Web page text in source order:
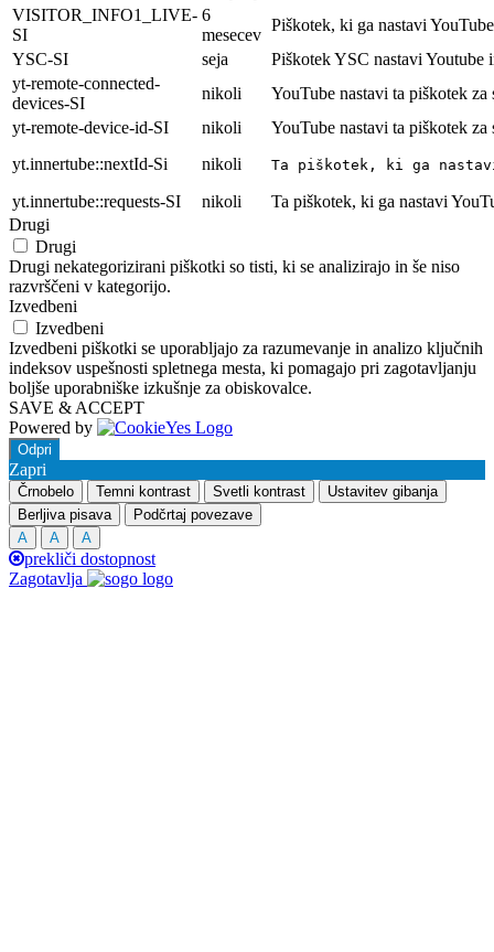
VISITOR_INFO1_LIVE-
SI
6
mesecev
Piškotek, ki ga nastavi
YSC-SI
seja
Piškotek YSC nastavi Youtube
yt-remote-connected-
devices-SI
nikoli
YouTube nastavi ta piškotek
yt-remote-device-id-SI
nikoli
YouTube nastavi ta piškotek
yt.innertube::nextId-Si
nikoli Ta piškotek, ki ga
yt.innertube::requests-SI nikoli
Ta piškotek, ki ga nastavi
Drugi
Drugi
Drugi nekategorizirani piškotki so tisti, ki se analizirajo in še niso
razvrščeni v kategorijo.
Izvedbeni
Izvedbeni
Izvedbeni piškotki se uporabljajo za razumevanje in analizo ključnih
indeksov uspešnosti spletnega mesta, ki pomagajo pri zagotavljanju
boljše uporabniške izkušnje za obiskovalce.
SAVE & ACCEPT
Powered by
Odpri
Zapri
Črnobelo Temni kontrast Svetli kontrast
Ustavitev gibanja
Berljiva pisava
Podčrtaj povezave
A
A A
prekliči dostopnost
Zagotavlja